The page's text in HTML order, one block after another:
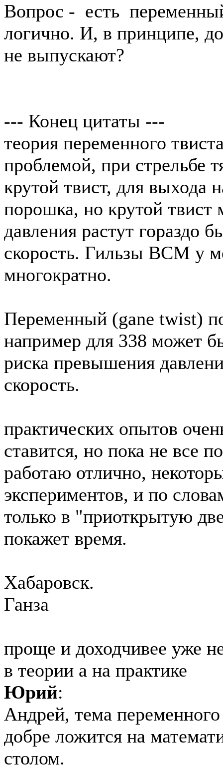
Вопрос - есть
логично. И, в принципе,
не выпускают?
--- Конец цитаты ---
теория переменного
проблемой, при стрельбе
крутой твист, для выхода
порошка, но крутой твист
давления растут гораздо
скорость. Гильзы ВСМ у
многократно.
Переменный (gane twist)
например для 338 может
риска превышения
скорость.
практических опытов
ставится, но пока не все
работаю отлично,
экспериментов, и по
только в "приоткрытую
покажет время.
Хабаровск.
Ганза
проще и доходчивее уже
в теории а на практике
Юрий:
Андрей, тема
добре ложится на
столом.